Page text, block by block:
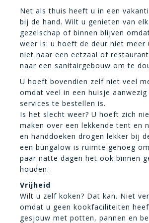
Net als thuis heeft u in een
bij de hand. Wilt u genieten van
gezelschap of binnen blijven
weer is: u hoeft de deur niet meer
niet naar een eetzaal of
naar een sanitairgebouw om te
U hoeft bovendien zelf niet veel
omdat veel in een huisje
services te bestellen is.
Is het slecht weer? U hoeft zich
maken over een lekkende tent en
en handdoeken drogen lekker bij
een bungalow is ruimte genoeg
paar natte dagen het ook binnen
houden.
Vrijheid
Wilt u zelf koken? Dat kan. Niet
omdat u geen kookfaciliteiten
gesjouw met potten, pannen en